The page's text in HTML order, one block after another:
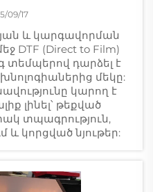
09/17
և կարգավորման
DTF (Direct to Film)
տեմպերով դարձել է
մեկը:
կարող է
լինել՝ թեքված
տպագրություն,
և կորցված նյութեր: